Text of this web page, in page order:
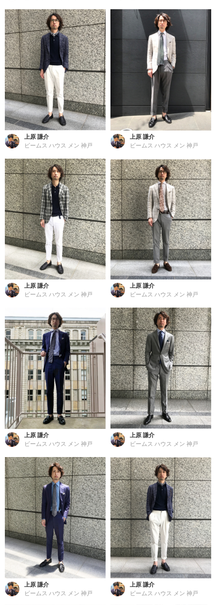
上原 謙介
ビームス ハウス メン 神戸
上原 謙介
ビームス ハウス メン 神戸
上原 謙介
ビームス ハウス メン 神戸
上原 謙介
ビームス ハウス メン 神戸
上原 謙介
ビームス ハウス メン 神戸
上原 謙介
ビームス ハウス メン 神戸
上原 謙介
ビームス ハウス メン 神戸
上原 謙介
ビームス ハウス メン 神戸